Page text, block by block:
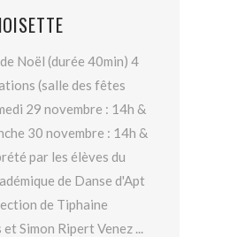
Noël (durée 40min) 4
(salle des fêtes
29 novembre : 14h &
30 novembre : 14h &
par les élèves du
de Danse d'Apt
de Tiphaine
et Simon Ripert Venez